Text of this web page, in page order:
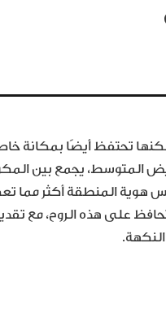
تحتفظ أيضًا بمكانة
المتوسط، يجمع بين
هوية المنطقة أكثر مما
على هذه الروح، مع